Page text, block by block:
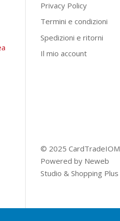
Privacy Policy
Termini e condizioni
Spedizioni e ritorni
Il mio account
© 2025 CardTradeIOM
Powered by Neweb
Studio & Shopping Plus